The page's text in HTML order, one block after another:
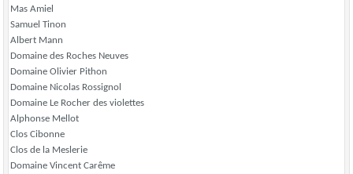
Mas Amiel
Samuel Tinon
Albert Mann
Domaine des Roches Neuves
Domaine Olivier Pithon
Domaine Nicolas Rossignol
Domaine Le Rocher des violettes
Alphonse Mellot
Clos Cibonne
Clos de la Meslerie
Domaine Vincent Carême